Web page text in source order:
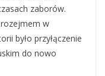
zaborów.
w
było przyłączenie
do nowo